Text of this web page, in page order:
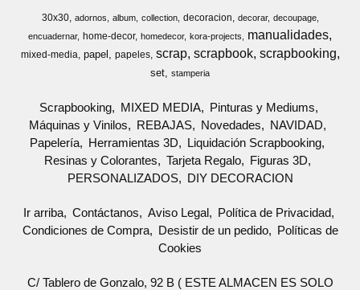
30x30 adornos album collection decoracion decorar
decoupage
encuadernar
home-decor homedecor kora-projects manualidades
mixed-media papel papeles scrap scrapbook scrapbooking
set stamperia
Scrapbooking MIXED MEDIA
Pinturas y Mediums
Máquinas y Vinilos
REBAJAS Novedades
NAVIDAD
Papelería
Herramientas 3D
Liquidación Scrapbooking
Resinas y Colorantes
Tarjeta Regalo
Figuras 3D
PERSONALIZADOS
DIY DECORACION
Ir arriba Contáctanos Aviso Legal
Política de Privacidad
Condiciones de Compra
Desistir de un pedido
Políticas de
Cookies
C/ Tablero de Gonzalo, 92 B ( ESTE ALMACEN ES SOLO